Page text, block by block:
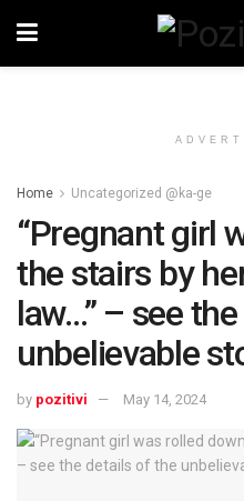
Home Uncategorized @ka-ge
“Pregnant girl
the stairs by
law…” – see
unbelievable
by pozitivi May 14, 2024